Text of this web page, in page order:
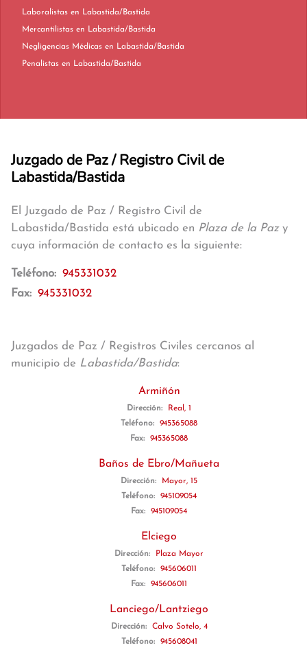
Laboralistas en Labastida/Bastida
Mercantilistas en Labastida/Bastida
Negligencias Médicas en Labastida/Bastida
Penalistas en Labastida/Bastida
Juzgado de Paz / Registro Civil de
Labastida/Bastida
El Juzgado de Paz / Registro Civil de
Labastida/Bastida está ubicado en Plaza de la Pazy
cuya información de contacto es la siguiente:
Teléfono: 945331032
Fax: 945331032
Juzgados de Paz / Registros Civiles cercanos al
municipio de Labastida/Bastida:
Armiñón
Dirección:
Real, 1
Teléfono:
945365088
Fax:
945365088
Baños de Ebro/Mañueta
Dirección:
Mayor, 15
Teléfono:
945109054
Fax:
945109054
Elciego
Dirección:
Plaza Mayor
Teléfono:
945606011
Fax:
945606011
Lanciego/Lantziego
Dirección:
Calvo Sotelo, 4
Teléfono:
945608041